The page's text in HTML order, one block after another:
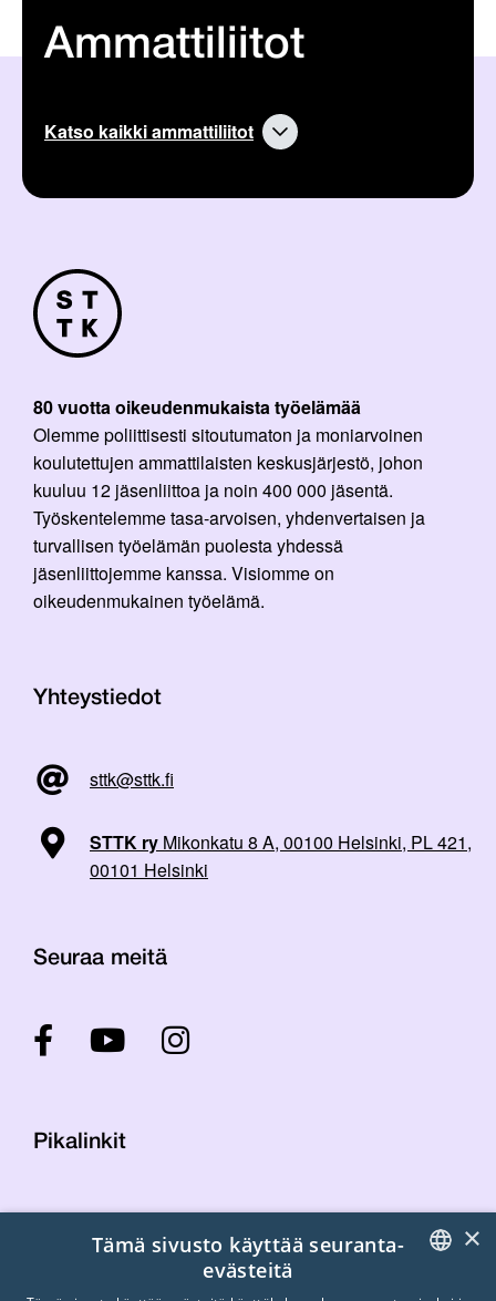
Ammattiliitot
Katso kaikki ammattiliitot
80 vuotta oikeudenmukaista työelämää
Olemme poliittisesti sitoutumaton ja moniarvoinen
koulutettujen ammattilaisten keskusjärjestö, johon
kuuluu 12 jäsenliittoa ja noin 400 000 jäsentä.
Työskentelemme tasa-arvoisen, yhdenvertaisen ja
turvallisen työelämän puolesta yhdessä
jäsenliittojemme kanssa. Visiomme on
oikeudenmukainen työelämä.
Yhteystiedot
sttk@sttk.fi
STTK ry Mikonkatu 8 A, 00100 Helsinki, PL 421,
00101 Helsinki
Seuraa meitä
Pikalinkit
Laskutustiedot
FINNISH
×
Tämä sivusto käyttää seuranta-
evästeitä